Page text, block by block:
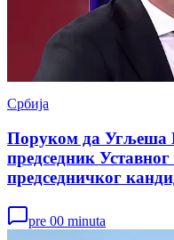
Србија
Поруком да Угљеша
председник
председничког
pre 00 minuta